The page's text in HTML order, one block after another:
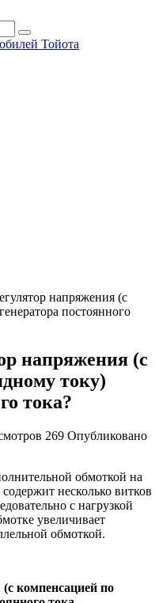
Тойота
напряжения (с
постоянного
напряжения (с
току)
тока?
269 Опубликовано
обмоткой на
несколько витков
с нагрузкой
увеличивает
обмоткой.
компенсацией по